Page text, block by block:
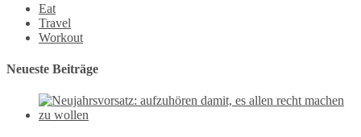
Eat
Travel
Workout
Neueste Beiträge